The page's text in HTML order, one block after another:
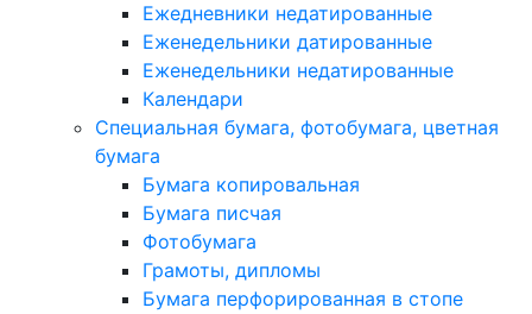
Ежедневники недатированные
Еженедельники датированные
Еженедельники недатированные
Календари
Специальная бумага, фотобумага, цветная
бумага
Бумага копировальная
Бумага писчая
Фотобумага
Грамоты, дипломы
Бумага перфорированная в стопе